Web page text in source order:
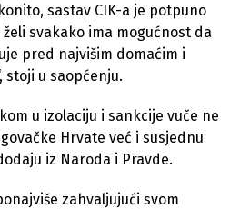
sastav CIK-a je potpuno
svakako ima mogućnost da
pred najvišim domaćim i
stoji u saopćenju.
u izolaciju i sankcije vuče ne
Hrvate već i susjednu
iz Naroda i Pravde.
zahvaljujući svom